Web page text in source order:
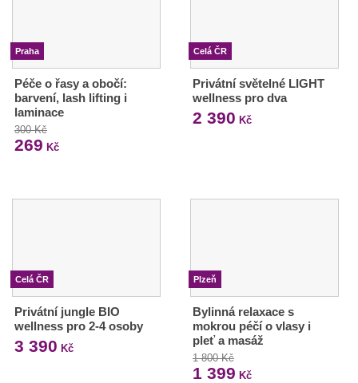
Praha
Péče o řasy a obočí:
barvení, lash lifting i
laminace
300 Kč
269 Kč
Celá ČR
Privátní světelné LIGHT
wellness pro dva
2 390 Kč
Celá ČR
Privátní jungle BIO
wellness pro 2-4 osoby
3 390 Kč
Plzeň
Bylinná relaxace s
mokrou péčí o vlasy i
pleť a masáž
1 800 Kč
1 399 Kč